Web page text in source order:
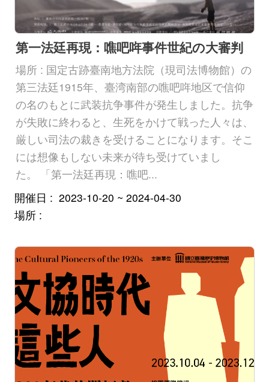
第一法廷再現：噍吧哖事件世紀の大審判
場所 : 国定古跡臺南地方法院（現司法博物館）の
第三法廷1915年、臺湾南部の噍吧哖地区で信仰
の名のもとに武装抗争事件が発生しました。抗争
が失敗に終わると、生死をかけて戦った人々は、
厳しい司法の裁きを受けることになります。そこ
には想像もしない未来が待ち受けていまし
た。 「第一法廷再現：噍吧...
開催日
2023-10-20 ~ 2024-04-30
場所